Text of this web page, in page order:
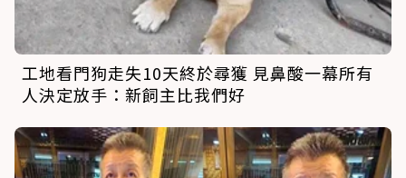
工地看門狗走失10天終於尋獲 見鼻酸一幕所有
人決定放手：新飼主比我們好